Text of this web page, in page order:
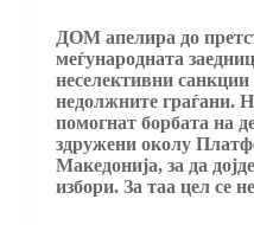
ДОМ апелира до
меѓународната
неселективни санкции
недолжните граѓани.
помогнат борбата на
здружени околу
Македонија, за да
избори. За таа цел се